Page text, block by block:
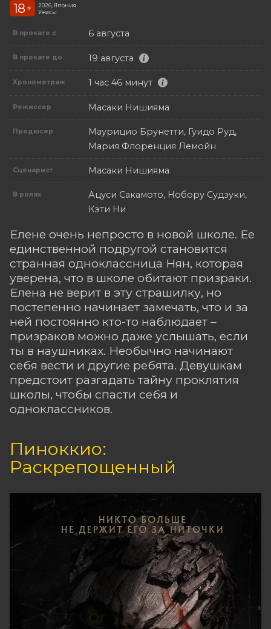
18 +
2026, Япония
Ужасы
В прокате с 6 августа
В прокате до 19 августа
Хронометраж 1 час 46 минут
Режиссер Масаки Нишияма
Продюсер
Маурицио Брунетти, Гуидо Руд,
Мария Флоренция Лемойн
Сценарист Масаки Нишияма
В ролях
Ацуси Сакамото, Нобору Судзуки,
Кэти Ни
Елене очень непросто в новой школе. Ее
единственной подругой становится
странная одноклассница Нян, которая
уверена, что в школе обитают призраки.
Елена не верит в эту страшилку, но
постепенно начинает замечать, что и за
ней постоянно кто-то наблюдает –
призраков можно даже услышать, если
ты в наушниках. Необычно начинают
себя вести и другие ребята. Девушкам
предстоит разгадать тайну проклятия
школы, чтобы спасти себя и
одноклассников.
Пиноккио:
Раскрепощенный